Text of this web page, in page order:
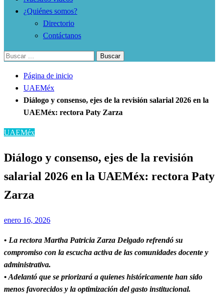
¿Quiénes somos?
Directorio
Contáctanos
Buscar:
Página de inicio
UAEMéx
Diálogo y consenso, ejes de la revisión salarial 2026 en la
UAEMéx: rectora Paty Zarza
UAEMéx
Diálogo y consenso, ejes de la revisión
salarial 2026 en la UAEMéx: rectora Paty
Zarza
Publicado
enero 16, 2026
• La rectora Martha Patricia Zarza Delgado refrendó su
compromiso con la escucha activa de las comunidades docente y
administrativa.
• Adelantó que se priorizará a quienes históricamente han sido
menos favorecidos y la optimización del gasto institucional.